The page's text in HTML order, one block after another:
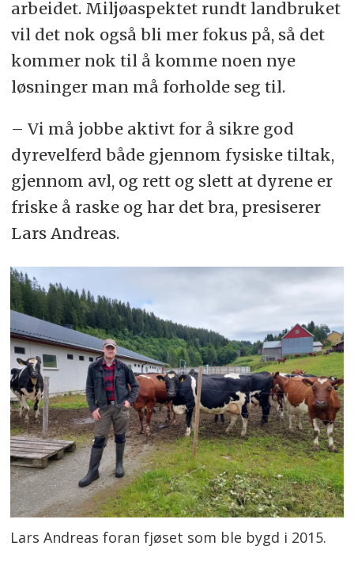
arbeidet. Miljøaspektet rundt landbruket
vil det nok også bli mer fokus på, så det
kommer nok til å komme noen nye
løsninger man må forholde seg til.
– Vi må jobbe aktivt for å sikre god
dyrevelferd både gjennom fysiske tiltak,
gjennom avl, og rett og slett at dyrene er
friske å raske og har det bra, presiserer
Lars Andreas.
Lars Andreas foran fjøset som ble bygd i 2015.